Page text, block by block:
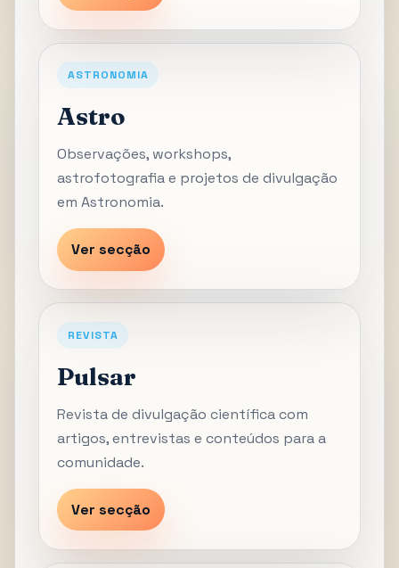
ASTRONOMIA
Astro
Observações, workshops,
astrofotografia e projetos de divulgação
em Astronomia.
Ver secção
REVISTA
Pulsar
Revista de divulgação científica com
artigos, entrevistas e conteúdos para a
comunidade.
Ver secção